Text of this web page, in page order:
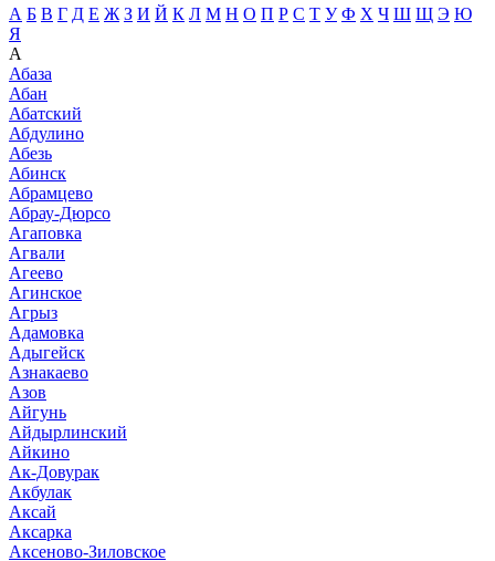
А Б В Г Д Е Ж З И Й К Л М Н О П Р С Т У Ф Х Ч Ш Щ Э Ю
Я
А
Абаза
Абан
Абатский
Абдулино
Абезь
Абинск
Абрамцево
Абрау-Дюрсо
Агаповка
Агвали
Агеево
Агинское
Агрыз
Адамовка
Адыгейск
Азнакаево
Азов
Айгунь
Айдырлинский
Айкино
Ак-Довурак
Акбулак
Аксай
Аксарка
Аксеново-Зиловское